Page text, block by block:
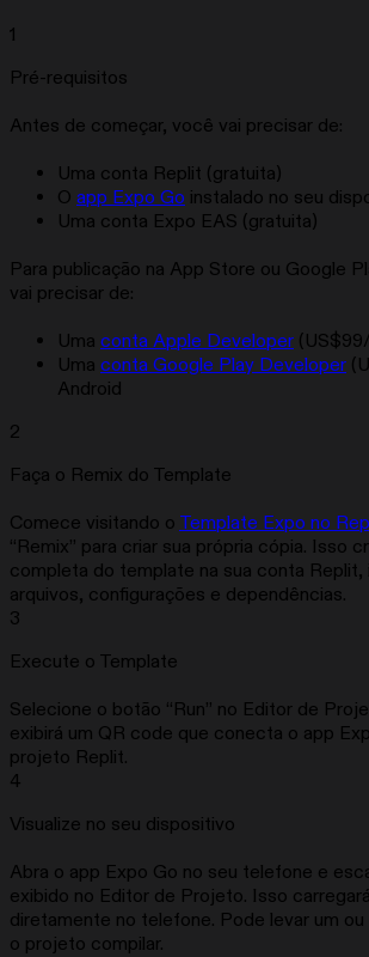
1
Pré-requisitos
Antes de começar, você vai precisar de:
Uma conta Replit (gratuita)
O app Expo Go instalado no seu
Uma conta Expo EAS (gratuita)
Para publicação na App Store ou Google
vai precisar de:
Uma conta Apple Developer
Uma conta Google Play Developer
Android
2
Faça o Remix do Template
Comece visitando o Template Expo no
“Remix” para criar sua própria cópia. Isso
completa do template na sua conta Replit,
arquivos, configurações e dependências.
3
Execute o Template
Selecione o botão “Run” no Editor de
exibirá um QR code que conecta o app
projeto Replit.
4
Visualize no seu dispositivo
Abra o app Expo Go no seu telefone e
exibido no Editor de Projeto. Isso
diretamente no telefone. Pode levar um
o projeto compilar.